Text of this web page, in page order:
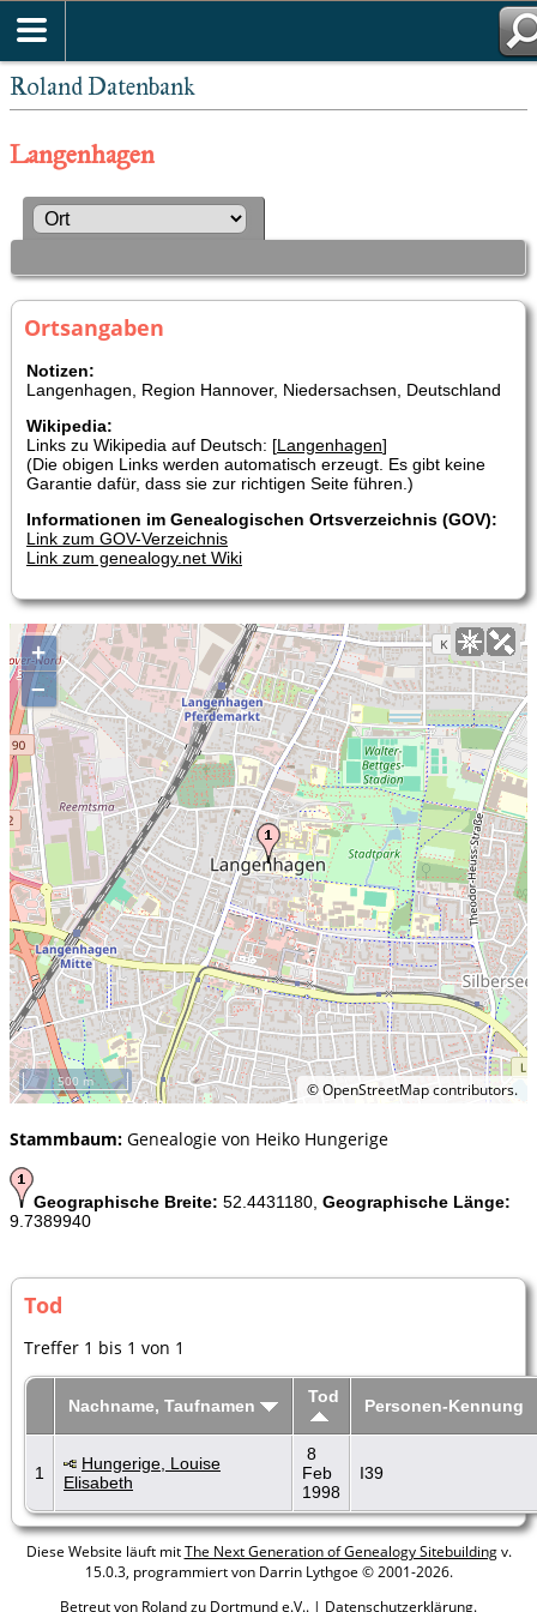
Roland Datenbank
Langenhagen
Ortsangaben
Notizen:
Langenhagen, Region Hannover, Niedersachsen, Deutschland
Wikipedia:
Links zu Wikipedia auf Deutsch: [Langenhagen]
(Die obigen Links werden automatisch erzeugt. Es gibt keine
Garantie dafür, dass sie zur richtigen Seite führen.)
Informationen im Genealogischen Ortsverzeichnis (GOV):
Link zum GOV-Verzeichnis
Link zum genealogy.net Wiki
+
–
©OpenStreetMapcontributors.
500 m
Stammbaum: Genealogie von Heiko Hungerige
Geographische Breite: 52.4431180, Geographische Länge:
9.7389940
Tod
Treffer 1 bis 1 von 1
Nachname, Taufnamen Tod Personen-Kennung
1
Hungerige, Louise
Elisabeth
8
Feb
1998
I39
Diese Website läuft mitThe Next Generation of Genealogy Sitebuildingv.
15.0.3, programmiert von Darrin Lythgoe © 2001-2026.
Betreut von Roland zu Dortmund e.V.. | Datenschutzerklärung.